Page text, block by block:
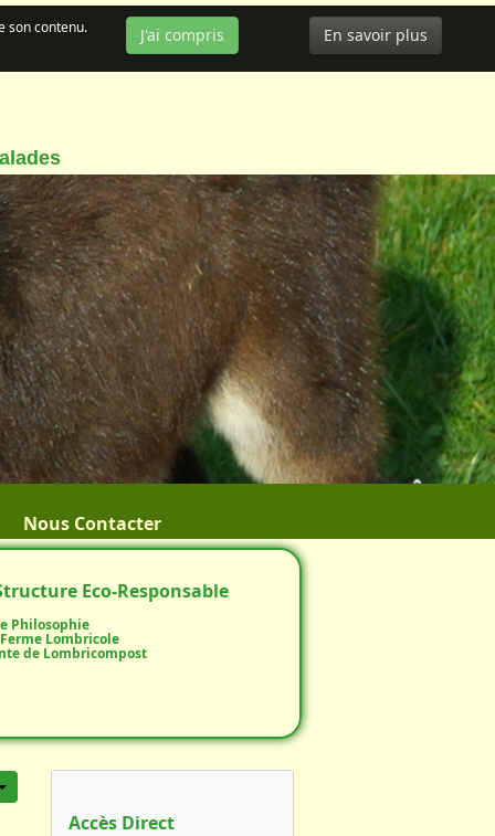
son contenu. J'ai compris En savoir plus
Nous Contacter
Eco-Responsable
Philosophie
Lombricole
de Lombricompost
Accès Direct